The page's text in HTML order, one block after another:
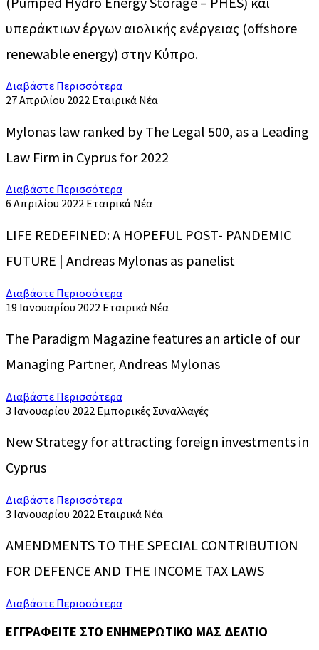
υπεράκτιων έργων αιολικής ενέργειας (offshore
renewable energy) στην Κύπρο.
Διαβάστε Περισσότερα
27 Απριλίου 2022 Εταιρικά Νέα
Mylonas law ranked by The Legal 500, as a Leading
Law Firm in Cyprus for 2022
Διαβάστε Περισσότερα
6 Απριλίου 2022 Εταιρικά Νέα
LIFE REDEFINED: A HOPEFUL POST- PANDEMIC
FUTURE | Andreas Mylonas as panelist
Διαβάστε Περισσότερα
19 Ιανουαρίου 2022 Εταιρικά Νέα
The Paradigm Magazine features an article of our
Managing Partner, Andreas Mylonas
Διαβάστε Περισσότερα
3 Ιανουαρίου 2022 Εμπορικές Συναλλαγές
New Strategy for attracting foreign investments in
Cyprus
Διαβάστε Περισσότερα
3 Ιανουαρίου 2022 Εταιρικά Νέα
AMENDMENTS TO THE SPECIAL CONTRIBUTION
FOR DEFENCE AND THE INCOME TAX LAWS
Διαβάστε Περισσότερα
ΕΓΓΡΑΦΕΙΤΕ ΣΤΟ ΕΝΗΜΕΡΩΤΙΚΟ ΜΑΣ ΔΕΛΤΙΟ